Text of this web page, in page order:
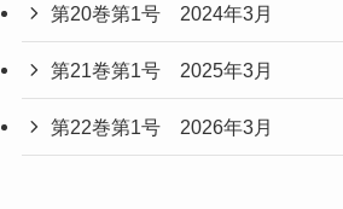
第20巻第1号 2024年3月
第21巻第1号 2025年3月
第22巻第1号 2026年3月